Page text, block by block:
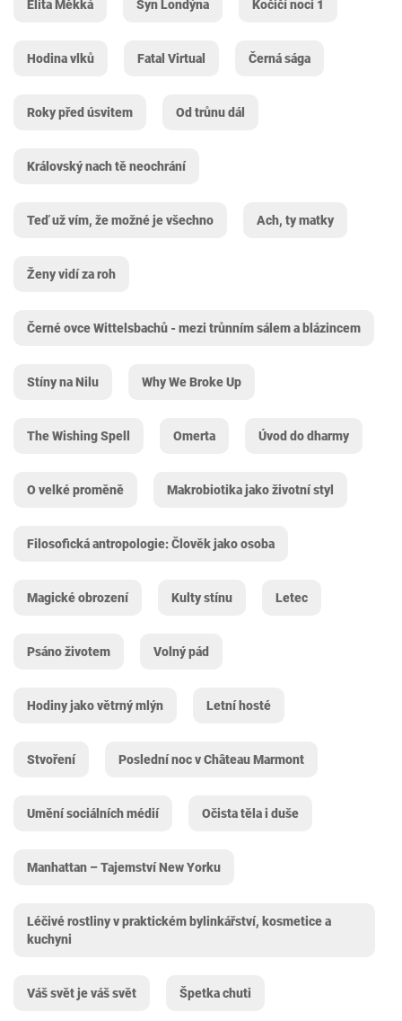
Elita Měkká Syn Londýna Kočičí noci 1
Hodina vlků Fatal Virtual Černá sága
Roky před úsvitem Od trůnu dál
Královský nach tě neochrání
Teď už vím, že možné je všechno Ach, ty matky
Ženy vidí za roh
Černé ovce Wittelsbachů - mezi trůnním sálem a blázincem
Stíny na Nilu Why We Broke Up
The Wishing Spell Omerta Úvod do dharmy
O velké proměně Makrobiotika jako životní styl
Filosofická antropologie: Člověk jako osoba
Magické obrození Kulty stínu Letec
Psáno životem Volný pád
Hodiny jako větrný mlýn Letní hosté
Stvoření Poslední noc v Château Marmont
Umění sociálních médií Očista těla i duše
Manhattan – Tajemství New Yorku
Léčivé rostliny v praktickém bylinkářství, kosmetice a
kuchyni
Váš svět je váš svět Špetka chuti